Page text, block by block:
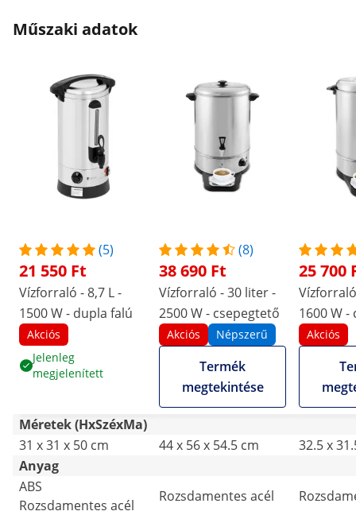
Műszaki adatok
(5)
21 550 Ft
Vízforraló - 8,7 L -
1500 W - dupla falú
Akciós
Jelenleg
megjelenített
(8)
38 690 Ft
Vízforraló - 30 liter -
2500 W - csepegtető
Akciós Népszerű
Termék
megtekintése
25 700
1600 W
Akciós
Méretek (HxSzéxMa)
31 x 31 x 50 cm
44 x 56 x 54.5 cm
32.5 x
Anyag
ABS
Rozsdamentes acél
Rozsdamentes acél